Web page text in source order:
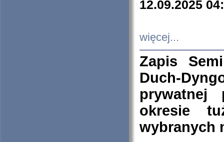
12.09.2025
więcej...
Zapis
Duch-
prywatnej
okresie
wybranych